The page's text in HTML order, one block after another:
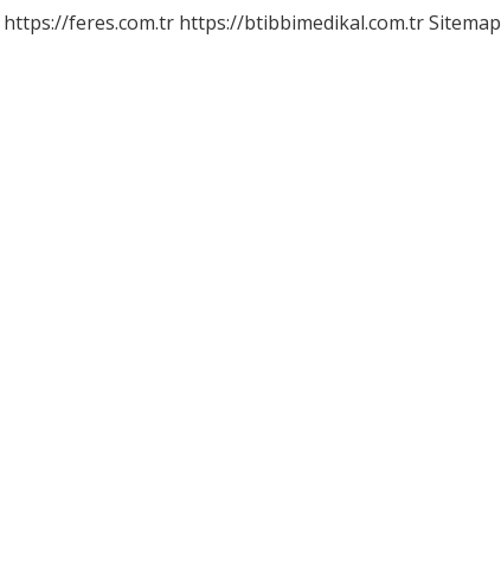
https://feres.com.tr https://btibbimedikal.com.trSitemap